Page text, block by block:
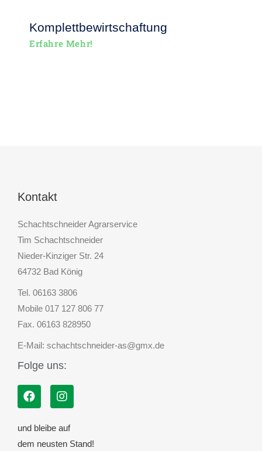
Komplettbewirtschaftung
Erfahre Mehr!
Kontakt
Schachtschneider Agrarservice
Tim Schachtschneider
Nieder-Kinziger Str. 24
64732 Bad König
Tel. 06163 3806
Mobile 017 127 806 77
Fax. 06163 828950
E-Mail: schachtschneider-as@gmx.de
Folge uns:
und bleibe auf
dem neusten Stand!